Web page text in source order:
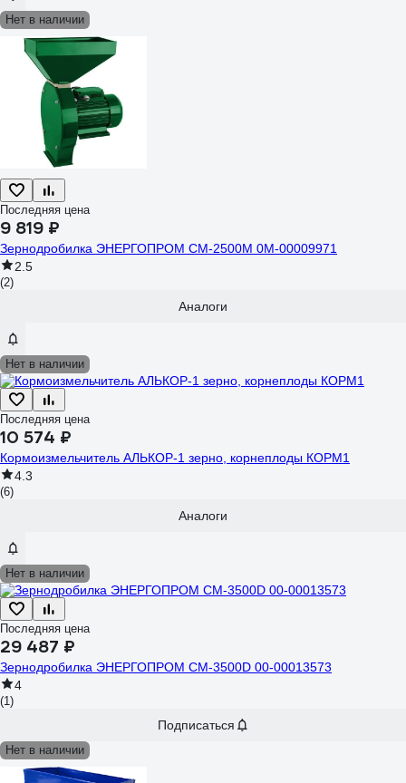
Нет в наличии
Последняя цена
9 819 ₽
Зернодробилка ЭНЕРГОПРОМ CM-2500М 0М-00009971
2.5
(2)
Аналоги
Нет в наличии
Последняя цена
10 574 ₽
Кормоизмельчитель АЛЬКОР-1 зерно, корнеплоды КОРМ1
4.3
(6)
Аналоги
Нет в наличии
Последняя цена
29 487 ₽
Зернодробилка ЭНЕРГОПРОМ CM-3500D 00-00013573
4
(1)
Подписаться
Нет в наличии